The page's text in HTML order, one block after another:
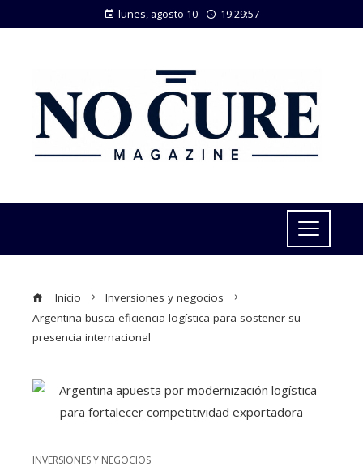
lunes, agosto 10 19:29:58
Inicio
Inversiones y negocios
Argentina busca eficiencia logística para sostener su
presencia internacional
INVERSIONES Y NEGOCIOS